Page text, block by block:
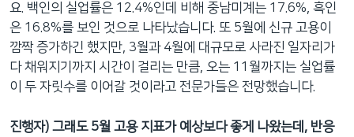
요. 백인의 실업률은 12.4%인데 비해 중남미계는 17.6%, 흑인
은 16.8%를 보인 것으로 나타났습니다. 또 5월에 신규 고용이
깜짝 증가하긴 했지만, 3월과 4월에 대규모로 사라진 일자리가
다 채워지기까지 시간이 걸리는 만큼, 오는 11월까지는 실업률
이 두 자릿수를 이어갈 것이라고 전문가들은 전망했습니다.
진행자) 그래도 5월 고용 지표가 예상보다 좋게 나왔는데, 반응